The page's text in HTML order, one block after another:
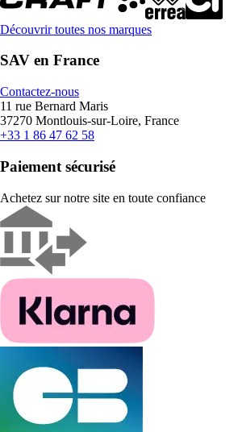
Découvrir toutes nos marques
SAV en France
Contactez-nous
11 rue Bernard Maris
37270 Montlouis-sur-Loire, France
+33 1 86 47 62 58
Paiement sécurisé
Achetez sur notre site en toute confiance